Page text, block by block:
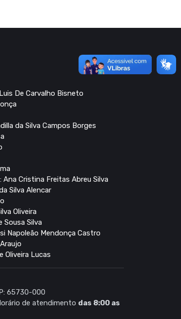
De Carvalho Bisneto
da Silva Campos Borges
Cristina Freitas Abreu Silva
Silva Alencar
Oliveira
Sousa Silva
Napoleão Mendonça Castro
Oliveira Lucas
65730-000
de atendimento das 8:00 as